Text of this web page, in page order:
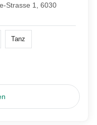
Strasse 1, 6030
Tanz